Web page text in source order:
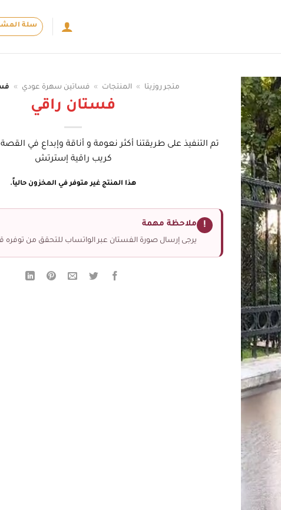
سلة
متجر روزيتا » المنتجات » فساتين سهرة عودي »
فستان راقي
تم التنفيذ على طريقتنا أكثر نعومة و أناقة وإبداع في
كريب راقية إسترتش
هذا المنتج غير متوفر في المخزون حالياً.
! ملاحظة مهمة
يرجى إرسال صورة الفستان عبر الواتساب للتحقق من توفره